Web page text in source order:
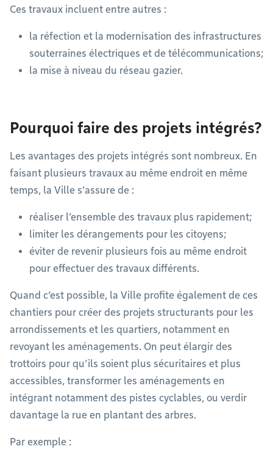
Ces travaux incluent entre autres :
la réfection et la modernisation des infrastructures
souterraines électriques et de télécommunications;
la mise à niveau du réseau gazier.
Pourquoi faire des projets intégrés?
Les avantages des projets intégrés sont nombreux. En
faisant plusieurs travaux au même endroit en même
temps, la Ville s’assure de :
réaliser l’ensemble des travaux plus rapidement;
limiter les dérangements pour les citoyens;
éviter de revenir plusieurs fois au même endroit
pour effectuer des travaux différents.
Quand c’est possible, la Ville profite également de ces
chantiers pour créer des projets structurants pour les
arrondissements et les quartiers, notamment en
revoyant les aménagements. On peut élargir des
trottoirs pour qu’ils soient plus sécuritaires et plus
accessibles, transformer les aménagements en
intégrant notamment des pistes cyclables, ou verdir
davantage la rue en plantant des arbres.
Par exemple :